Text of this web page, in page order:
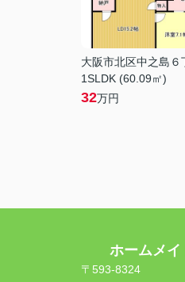
大阪市北区中之島６
1SLDK (60.09㎡)
32万円
ホームメ
〒593-8324